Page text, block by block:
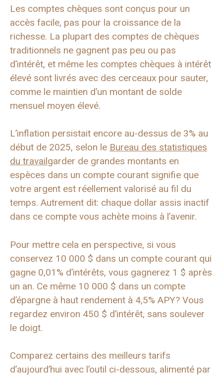
Les comptes chèques sont conçus pour un
accès facile, pas pour la croissance de la
richesse. La plupart des comptes de chèques
traditionnels ne gagnent pas peu ou pas
d’intérêt, et même les comptes chèques à intérêt
élevé sont livrés avec des cerceaux pour sauter,
comme le maintien d’un montant de solde
mensuel moyen élevé.
L’inflation persistait encore au-dessus de 3% au
début de 2025, selon le Bureau des statistiques
du travailgarder de grandes montants en
espèces dans un compte courant signifie que
votre argent est réellement valorisé au fil du
temps. Autrement dit: chaque dollar assis inactif
dans ce compte vous achète moins à l’avenir.
Pour mettre cela en perspective, si vous
conservez 10 000 $ dans un compte courant qui
gagne 0,01% d’intérêts, vous gagnerez 1 $ après
un an. Ce même 10 000 $ dans un compte
d’épargne à haut rendement à 4,5% APY? Vous
regardez environ 450 $ d’intérêt, sans soulever
le doigt.
Comparez certains des meilleurs tarifs
d’aujourd’hui avec l’outil ci-dessous, alimenté par